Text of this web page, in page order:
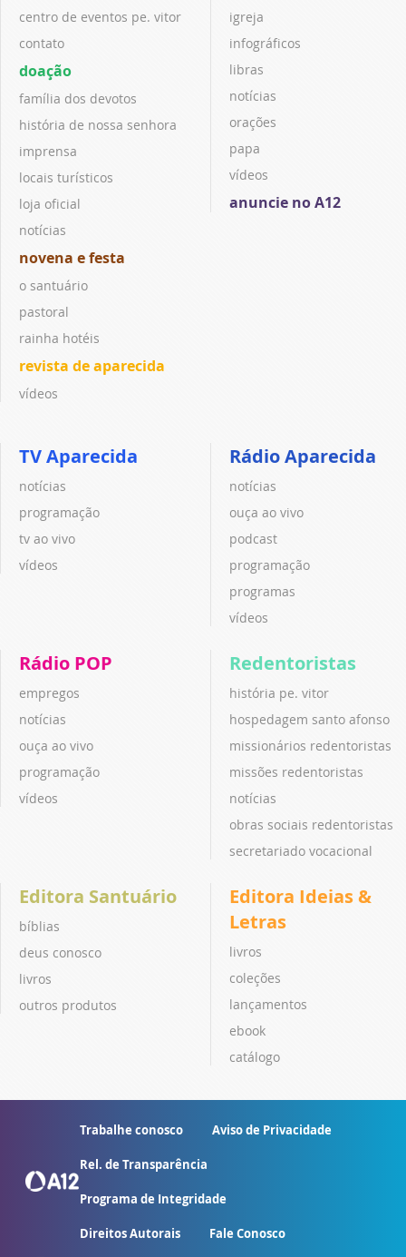
centro de eventos pe. vitor
contato
doação
família dos devotos
história de nossa senhora
imprensa
locais turísticos
loja oficial
notícias
novena e festa
o santuário
pastoral
rainha hotéis
revista de aparecida
vídeos
igreja
infográficos
libras
notícias
orações
papa
vídeos
anuncie no A12
TV Aparecida
notícias
programação
tv ao vivo
vídeos
Rádio Aparecida
notícias
ouça ao vivo
podcast
programação
programas
vídeos
Rádio POP
empregos
notícias
ouça ao vivo
programação
vídeos
Redentoristas
história pe. vitor
hospedagem santo afonso
missionários redentoristas
missões redentoristas
notícias
obras sociais redentoristas
secretariado vocacional
Editora Santuário
bíblias
deus conosco
livros
outros produtos
Editora Ideias &
Letras
livros
coleções
lançamentos
ebook
catálogo
Trabalhe conosco Aviso de Privacidade
Rel. de Transparência
Programa de Integridade
Direitos Autorais Fale Conosco